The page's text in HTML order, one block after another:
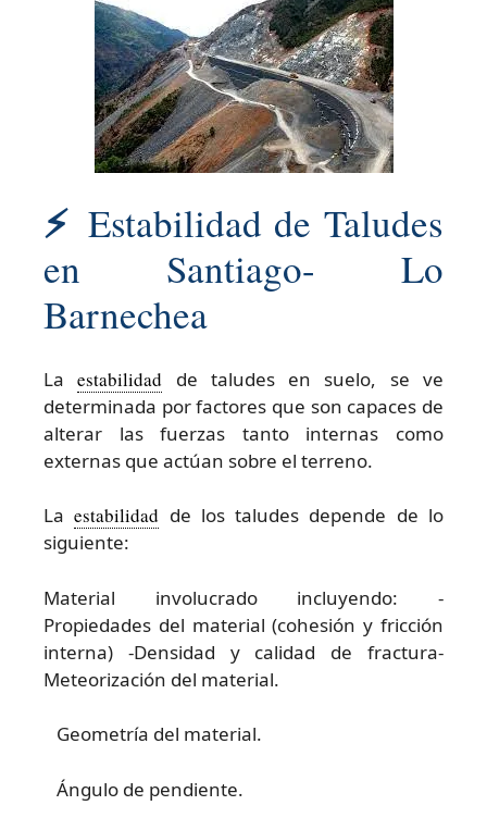
⚡ Estabilidad de Taludes
en Santiago- Lo
Barnechea
Laestabilidad de taludes en suelo, se ve
determinada por factores que son capaces de
alterar las fuerzas tanto internas como
externas que actúan sobre el terreno.
Laestabilidad de los taludes depende de lo
siguiente:
Material involucrado incluyendo: -
Propiedades del material (cohesión y fricción
interna) -Densidad y calidad de fractura-
Meteorización del material.
Geometría del material.
Ángulo de pendiente.